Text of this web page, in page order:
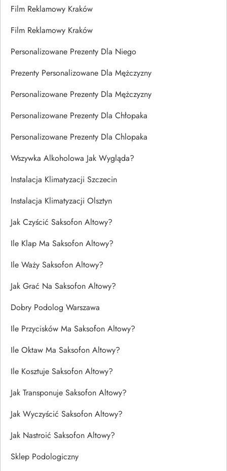
Film Reklamowy Kraków
Film Reklamowy Kraków
Personalizowane Prezenty Dla Niego
Prezenty Personalizowane Dla Mężczyzny
Personalizowane Prezenty Dla Mężczyzny
Personalizowane Prezenty Dla Chłopaka
Personalizowane Prezenty Dla Chlopaka
Wszywka Alkoholowa Jak Wygląda?
Instalacja Klimatyzacji Szczecin
Instalacja Klimatyzacji Olsztyn
Jak Czyścić Saksofon Altowy?
Ile Klap Ma Saksofon Altowy?
Ile Waży Saksofon Altowy?
Jak Grać Na Saksofon Altowy?
Dobry Podolog Warszawa
Ile Przycisków Ma Saksofon Altowy?
Ile Oktaw Ma Saksofon Altowy?
Ile Kosztuje Saksofon Altowy?
Jak Transponuje Saksofon Altowy?
Jak Wyczyścić Saksofon Altowy?
Jak Nastroić Saksofon Altowy?
Sklep Podologiczny